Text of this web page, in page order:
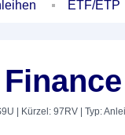
ETF/ETP
| Kürzel: 97RV | Typ: